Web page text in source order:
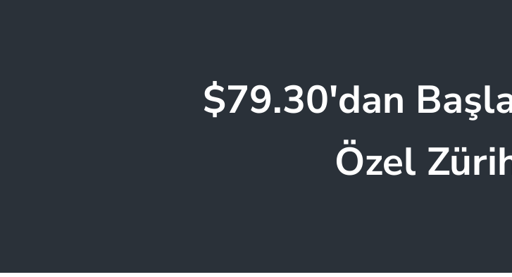
$79.30'dan
Özel